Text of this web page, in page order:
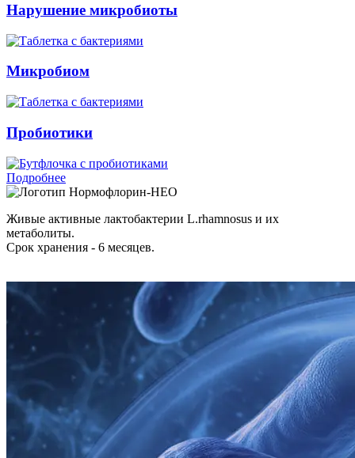
Нарушение микробиоты
Микробиом
Пробиотики
Подробнее
Нормофлорин-НЕО
Живые активные лактобактерии L.rhamnosus и их
метаболиты.
Срок хранения - 6 месяцев.